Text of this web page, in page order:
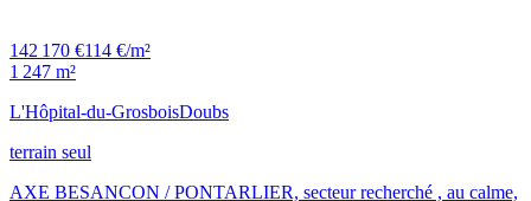
142 170 €114 €/m²
1 247 m²
L'Hôpital-du-GrosboisDoubs
terrain seul
AXE BESANCON / PONTARLIER, secteur recherché , au calme,